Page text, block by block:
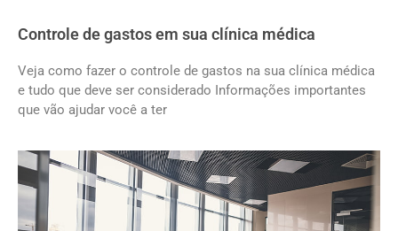
Controle de gastos em sua clínica médica
Veja como fazer o controle de gastos na sua clínica médica
e tudo que deve ser considerado Informações importantes
que vão ajudar você a ter